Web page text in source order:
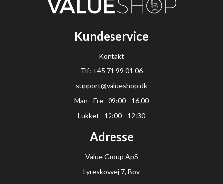
Kundeservice
Kontakt
Tlf: +45 71 99 01 06
support@valueshop.dk
Man - Fre 09:00 - 16.00
Lukket
12:00 - 12:30
Adresse
Value Group ApS
Lyreskovvej 7, Bov